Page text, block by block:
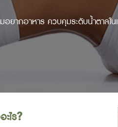
ากอาหาร ควบคุมระดับน้ำตาลใ
ไร?